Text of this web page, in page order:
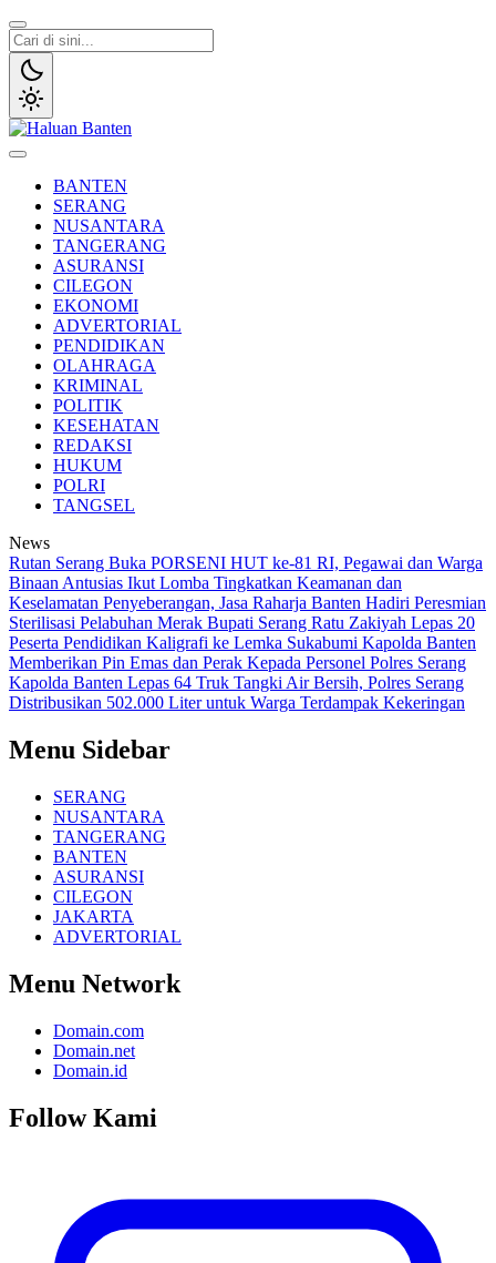
Lewati
ke
konten
BANTEN
SERANG
NUSANTARA
TANGERANG
ASURANSI
CILEGON
EKONOMI
ADVERTORIAL
PENDIDIKAN
OLAHRAGA
KRIMINAL
POLITIK
KESEHATAN
REDAKSI
HUKUM
POLRI
TANGSEL
News
Rutan Serang Buka PORSENI HUT ke-81 RI, Pegawai dan Warga
Binaan Antusias Ikut Lomba Tingkatkan Keamanan dan
Keselamatan Penyeberangan, Jasa Raharja Banten Hadiri Peresmian
Sterilisasi Pelabuhan Merak Bupati Serang Ratu Zakiyah Lepas 20
Peserta Pendidikan Kaligrafi ke Lemka Sukabumi Kapolda Banten
Memberikan Pin Emas dan Perak Kepada Personel Polres Serang
Kapolda Banten Lepas 64 Truk Tangki Air Bersih, Polres Serang
Distribusikan 502.000 Liter untuk Warga Terdampak Kekeringan
Menu Sidebar
SERANG
NUSANTARA
TANGERANG
BANTEN
ASURANSI
CILEGON
JAKARTA
ADVERTORIAL
Menu Network
Domain.com
Domain.net
Domain.id
Follow Kami